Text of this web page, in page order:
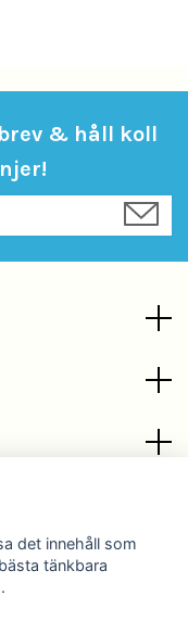
& håll koll
det innehåll som
tänkbara